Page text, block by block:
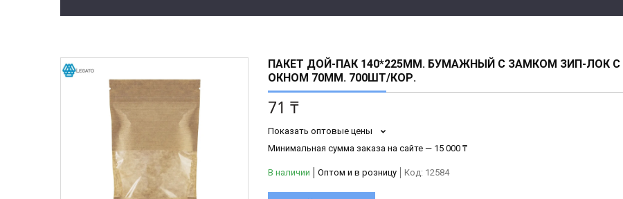
ПАКЕТ ДОЙ-ПАК 140*225ММ. БУМАЖНЫЙ С ЗАМКОМ ЗИП-ЛОК С
ОКНОМ 70ММ. 700ШТ/КОР.
71 ₸
Показать оптовые цены
Минимальная сумма заказа на сайте — 15 000 ₸
В наличии Оптом и в розницу Код: 12584